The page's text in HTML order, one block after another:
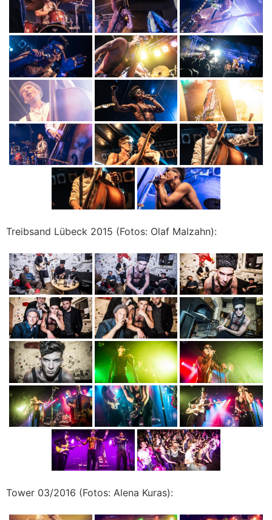
Treibsand Lübeck 2015 (Fotos: Olaf Malzahn):
Tower 03/2016 (Fotos: Alena Kuras):